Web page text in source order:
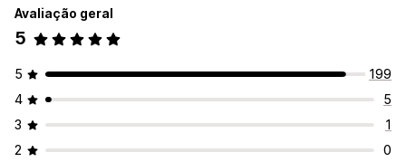
Avaliação geral
5
5
199
4
5
3
1
2
0